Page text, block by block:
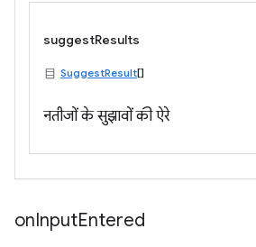
suggestResults
SuggestResult[]
नतीजों के सुझावों की ऐरे
onInputEntered